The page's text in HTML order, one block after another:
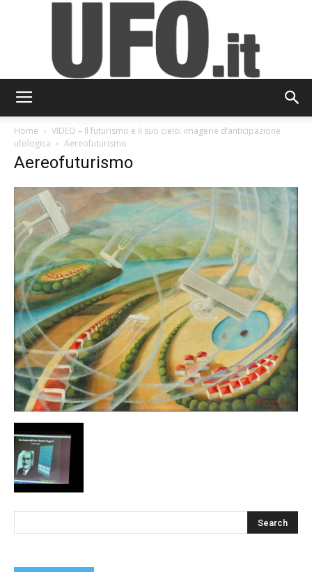
Home
VIDEO – Il futurismo e il suo cielo: imagerie d’anticipazione
ufologica
Aereofuturismo
Aereofuturismo